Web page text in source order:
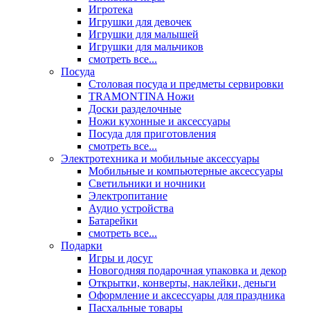
Игротека
Игрушки для девочек
Игрушки для малышей
Игрушки для мальчиков
смотреть все...
Посуда
Столовая посуда и предметы сервировки
TRAMONTINA Ножи
Доски разделочные
Ножи кухонные и аксессуары
Посуда для приготовления
смотреть все...
Электротехника и мобильные аксессуары
Мобильные и компьютерные аксессуары
Светильники и ночники
Электропитание
Аудио устройства
Батарейки
смотреть все...
Подарки
Игры и досуг
Новогодняя подарочная упаковка и декор
Открытки, конверты, наклейки, деньги
Оформление и аксессуары для праздника
Пасхальные товары